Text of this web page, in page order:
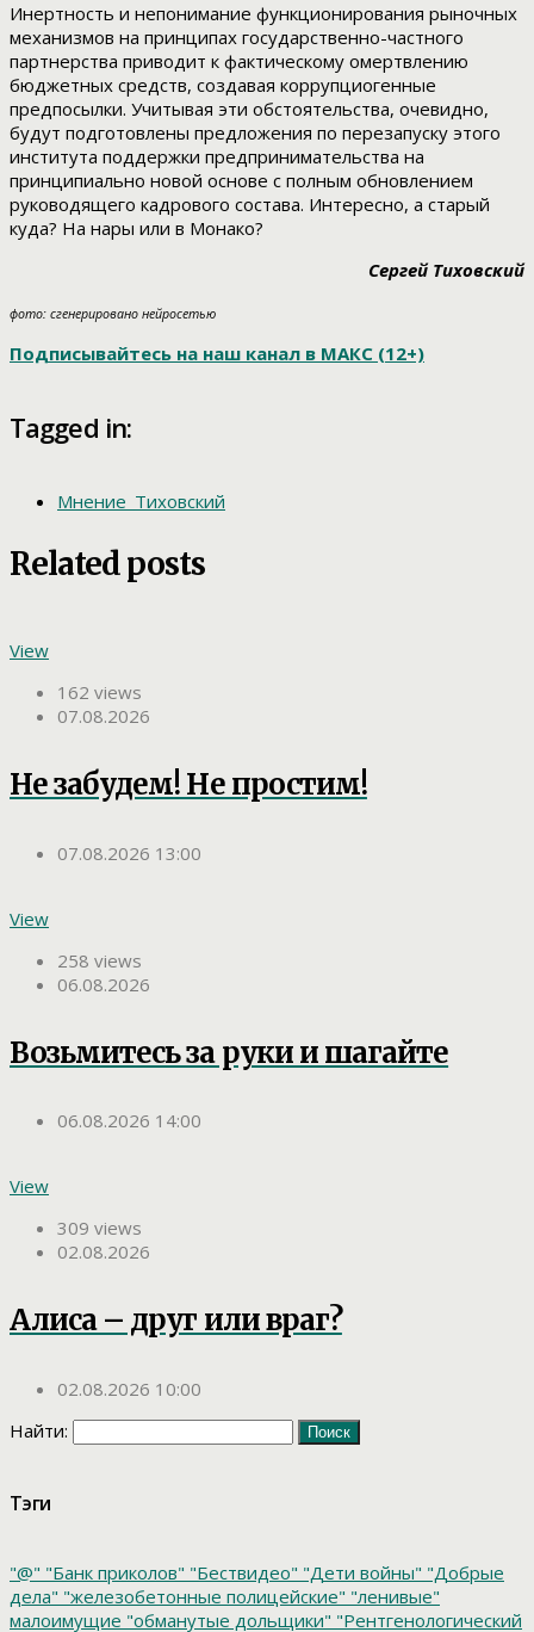
Инертность и непонимание функционирования рыночных
механизмов на принципах государственно-частного
партнерства приводит к фактическому омертвлению
бюджетных средств, создавая коррупциогенные
предпосылки. Учитывая эти обстоятельства, очевидно,
будут подготовлены предложения по перезапуску этого
института поддержки предпринимательства на
принципиально новой основе с полным обновлением
руководящего кадрового состава. Интересно, а старый
куда? На нары или в Монако?
Сергей Тиховский
фото: сгенерировано нейросетью
Подписывайтесь на наш канал в МАКС (12+)
Tagged in:
Мнение_Тиховский
Related posts
View
162 views
07.08.2026
Не забудем! Не простим!
07.08.2026 13:00
View
258 views
06.08.2026
Возьмитесь за руки и шагайте
06.08.2026 14:00
View
309 views
02.08.2026
Алиса – друг или враг?
02.08.2026 10:00
Найти:
Тэги
"@" "Банк приколов" "Бествидео" "Дети войны" "Добрые
дела" "железобетонные полицейские" "ленивые"
малоимущие "обманутые дольщики" "Рентгенологический